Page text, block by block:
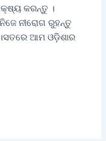
କରନ୍ତୁ ।
ନୀରୋଗ ରୁହନ୍ତୁ
ଆମ ଓଡ଼ିଶାର